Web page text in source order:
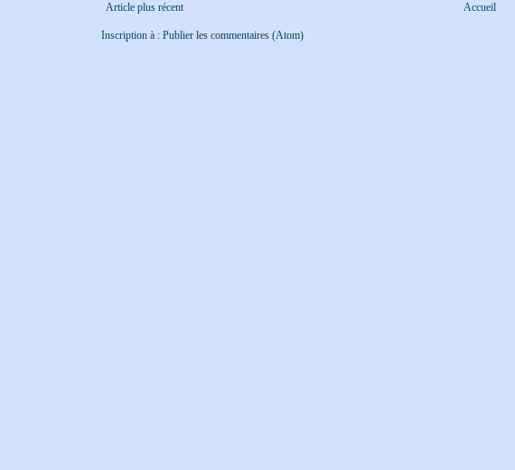
Article plus récent Accueil
Inscription à : Publier les commentaires (Atom)